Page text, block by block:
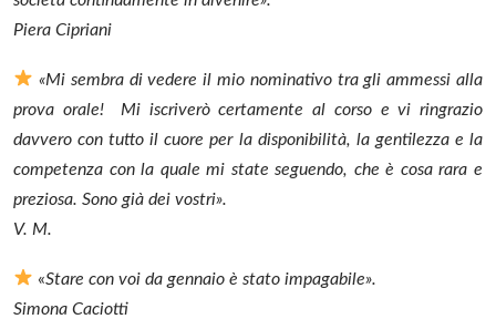
Piera Cipriani
«Mi sembra di vedere il mio nominativo tra gli ammessi alla
prova orale! Mi iscriverò certamente al corso e vi ringrazio
davvero con tutto il cuore per la disponibilità, la gentilezza e la
competenza con la quale mi state seguendo, che è cosa rara e
preziosa. Sono già dei vostri».
V. M.
«Stare con voi da gennaio è stato impagabile».
Simona Caciotti